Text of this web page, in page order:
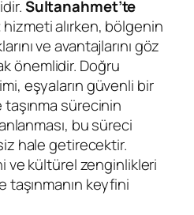
Sultanahmet’te
hizmeti alırken, bölgenin
ve avantajlarını göz
önemlidir. Doğru
eşyaların güvenli bir
taşınma sürecinin
bu süreci
hale getirecektir.
ve kültürel zenginlikleri
taşınmanın keyfini